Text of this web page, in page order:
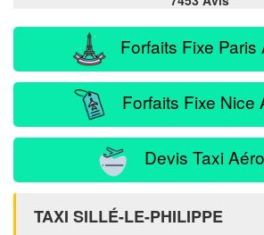
Forfaits Fixe Paris
Forfaits Fixe Nice
Devis Taxi
TAXI SILLÉ-LE-PHILIPPE